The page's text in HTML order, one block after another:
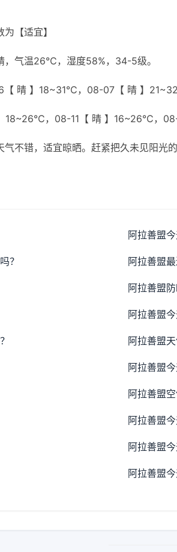
【适宜】
，气温26℃，湿度58%，34-5级。
【 晴 】18~31℃，08-07【 晴 】
，08-11【 晴 】16~26℃，
气不错，适宜晾晒。赶紧把久未见阳光
阿拉善盟
？ 阿拉善盟
阿拉善盟
阿拉善盟
阿拉善盟
阿拉善盟
阿拉善盟
阿拉善盟
阿拉善盟
阿拉善盟